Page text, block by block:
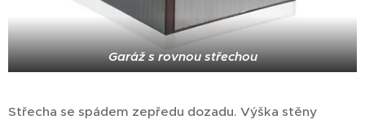
Garáž s rovnou střechou
Střecha se spádem zepředu dozadu. Výška stěny